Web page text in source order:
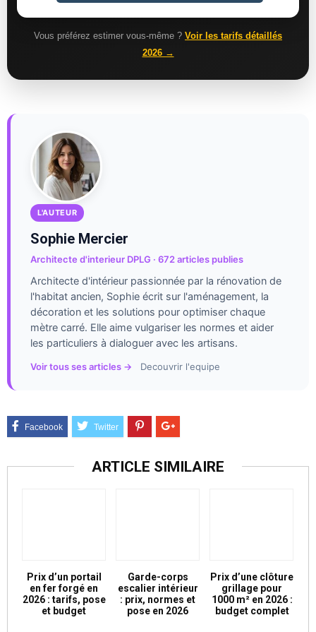
Vous préférez estimer vous-même ? Voir les tarifs détaillés
2026 →
L'AUTEUR
Sophie Mercier
Architecte d'interieur DPLG · 672 articles publies
Architecte d'intérieur passionnée par la rénovation de
l'habitat ancien, Sophie écrit sur l'aménagement, la
décoration et les solutions pour optimiser chaque
mètre carré. Elle aime vulgariser les normes et aider
les particuliers à dialoguer avec les artisans.
Voir tous ses articles → Decouvrir l'equipe
ARTICLE SIMILAIRE
Prix d’un portail
en fer forgé en
2026 : tarifs, pose
et budget
Garde-corps
escalier intérieur
: prix, normes et
pose en 2026
Prix d’une clôture
grillage pour
1000 m² en 2026 :
budget complet